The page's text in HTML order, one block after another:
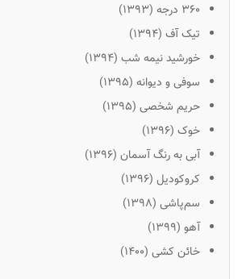
۳۶۰ درجه (۱۳۹۳)
تیک آف (۱۳۹۴)
خورشید نیمه شب (۱۳۹۴)
سوفی و دیوانه (۱۳۹۵)
حریم شخصی (۱۳۹۵)
خوک (۱۳۹۶)
آبی به رنگ آسمان (۱۳۹۶)
کروکودیل (۱۳۹۶)
سم‌پاشی (۱۳۹۸)
آهو (۱۳۹۹)
خائن کشی (۱۴۰۰)